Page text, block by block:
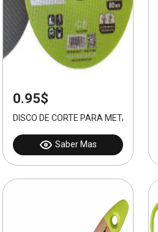
0.95$
DISCO DE CORTE PARA METAL 4-1/2
Saber Mas